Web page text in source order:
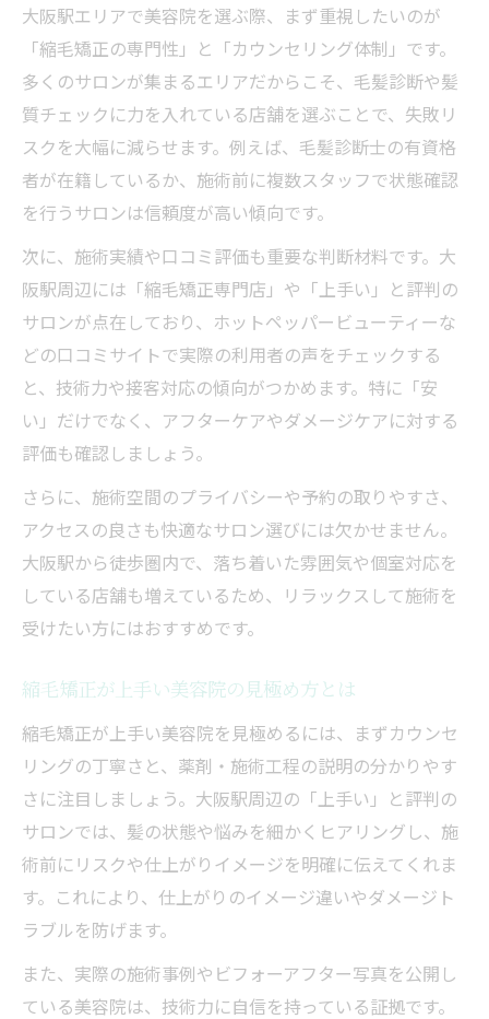
働く女性・男性に人気の美容院サービス
ダメージレス施術で輝く美髪へと導く秘訣
美容院のダメージレス縮毛矯正最新事情
髪質改善を叶える美容院の施術テクニック
ダメージを抑えた縮毛矯正の選び方と注意
点
美容院で体験できる美髪ケアの新常識
縮毛矯正後のケア方法と美容院のサポート
大阪駅エリアで美容院を選ぶ際、まず重視したいのが
「縮毛矯正の専門性」と「カウンセリング体制」です。
多くのサロンが集まるエリアだからこそ、毛髪診断や髪
質チェックに力を入れている店舗を選ぶことで、失敗リ
スクを大幅に減らせます。例えば、毛髪診断士の有資格
者が在籍しているか、施術前に複数スタッフで状態確認
を行うサロンは信頼度が高い傾向です。
次に、施術実績や口コミ評価も重要な判断材料です。大
阪駅周辺には「縮毛矯正専門店」や「上手い」と評判の
サロンが点在しており、ホットペッパービューティーな
どの口コミサイトで実際の利用者の声をチェックする
と、技術力や接客対応の傾向がつかめます。特に「安
い」だけでなく、アフターケアやダメージケアに対する
評価も確認しましょう。
さらに、施術空間のプライバシーや予約の取りやすさ、
アクセスの良さも快適なサロン選びには欠かせません。
大阪駅から徒歩圏内で、落ち着いた雰囲気や個室対応を
している店舗も増えているため、リラックスして施術を
受けたい方にはおすすめです。
縮毛矯正が上手い美容院の見極め方とは
縮毛矯正が上手い美容院を見極めるには、まずカウンセ
リングの丁寧さと、薬剤・施術工程の説明の分かりやす
さに注目しましょう。大阪駅周辺の「上手い」と評判の
サロンでは、髪の状態や悩みを細かくヒアリングし、施
術前にリスクや仕上がりイメージを明確に伝えてくれま
す。これにより、仕上がりのイメージ違いやダメージト
ラブルを防げます。
また、実際の施術事例やビフォーアフター写真を公開し
ている美容院は、技術力に自信を持っている証拠です。